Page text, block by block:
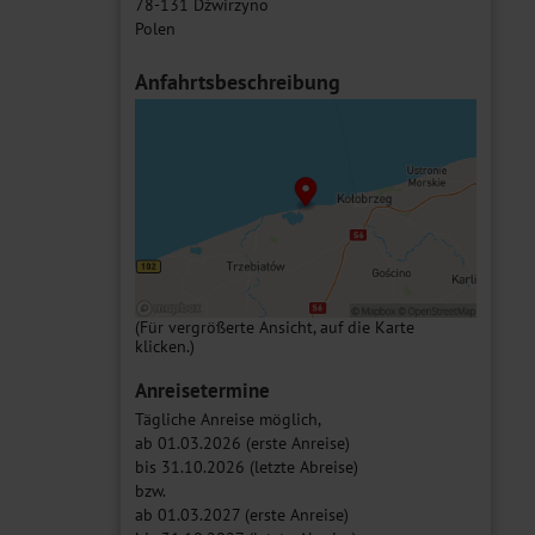
78-131 Dźwirzyno
Polen
Anfahrtsbeschreibung
(Für vergrößerte Ansicht, auf die Karte
klicken.)
Anreisetermine
Tägliche Anreise möglich,
ab 01.03.2026 (erste Anreise)
bis 31.10.2026 (letzte Abreise)
bzw.
ab 01.03.2027 (erste Anreise)